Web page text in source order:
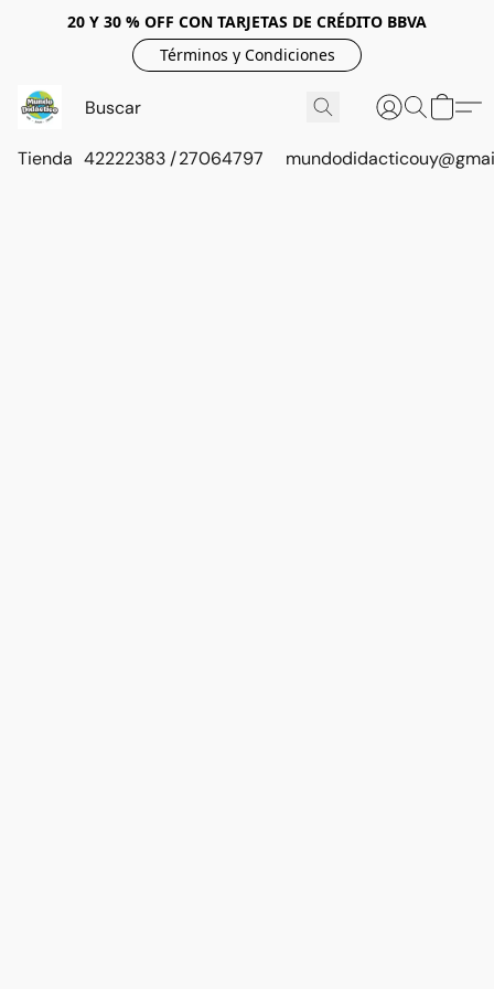
20 Y 30 % OFF CON TARJETAS DE CRÉDITO BBVA
Términos y Condiciones
Tienda 42222383 / 27064797